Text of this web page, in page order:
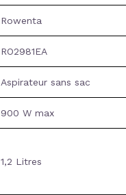
Rowenta
RO2981EA
Aspirateur sans sac
900 W max
1,2 Litres